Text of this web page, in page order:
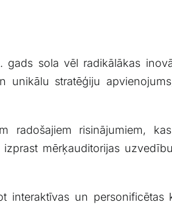
sola vēl radikālākas
stratēģiju
radošajiem⁢ risinājumiem,
mērķauditorijas
un personificētas